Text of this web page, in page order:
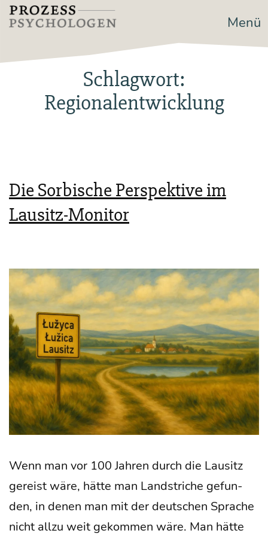
Zum
Inhalt
Prozesspsychologen Menü
Schlagwort:
Regionalentwicklung
Die Sorbische Perspektive im
Lausitz-Monitor
Wenn man vor 100 Jah­ren durch die Lau­sitz
gereist wäre, hät­te man Land­stri­che gefun­
den, in denen man mit der deut­schen Spra­che
nicht all­zu weit gekom­men wäre. Man hät­te